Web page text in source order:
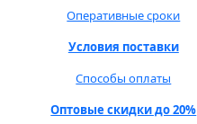
Оперативные сроки
Условия поставки
Способы оплаты
Оптовые скидки до 20%